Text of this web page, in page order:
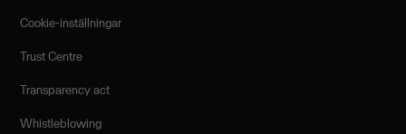
Cookie-inställningar
Trust Centre
Transparency act
Whistleblowing